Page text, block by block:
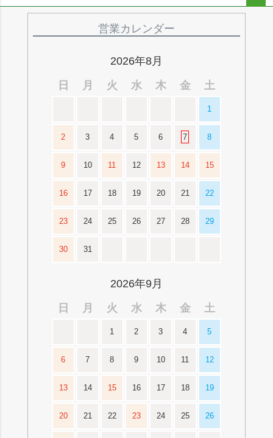
営業カレンダー
2026年8月
日
月 火 水 木 金 土
1
2 3 4 5 6 7 8
9 10 11 12 13 14 15
16 17 18 19 20 21 22
23 24 25 26 27 28 29
30 31
2026年9月
日
月 火 水 木 金 土
1 2 3 4 5
6 7 8 9 10 11 12
13 14 15 16 17 18 19
20 21 22 23 24 25 26